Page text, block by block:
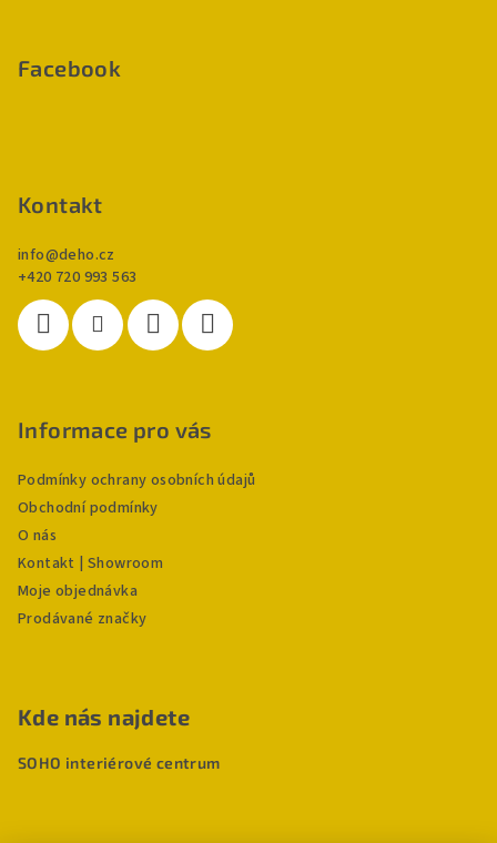
Facebook
Kontakt
info@deho.cz
+420 720 993 563
Informace pro vás
Podmínky ochrany osobních údajů
Obchodní podmínky
O nás
Kontakt | Showroom
Moje objednávka
Prodávané značky
Kde nás najdete
SOHO interiérové centrum